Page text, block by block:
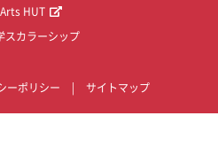
HUT
スカラーシップ
ーポリシー サイトマップ